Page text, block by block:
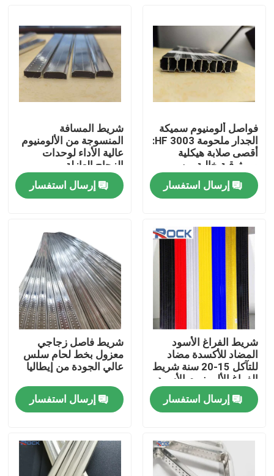
منتجات
أشرطة فيديو
معلومات عنا
جولة في المعمل
رقابة جودة
اتصل بنا
اطلب اقتباس
شريط فاصل الحافة الدافئة
فواصل ألومنيوم سميكة
الجدار ملحومة HF 3003:
أقصى صلابة هيكلية
وموثوقية خالية من
الضبابية لوحدات IGU
المتميزةإرسال استفسار
شريط المسافة
المنسوجة من الألومنيوم
عالية الأداء لوحدات
الزجاج العازلة
إرسال استفسار
شريط الفراغ الأسود
المضاد للأكسدة مضاد
للتآكل 15-20 سنة شريط
الفراغ الألومنيوم الأسود
لوحدات الزجاج المزدوج
إرسال استفسار
شريط فاصل زجاجي
معزول بخط لحام سلس
عالي الجودة من إيطاليا
إرسال استفسار